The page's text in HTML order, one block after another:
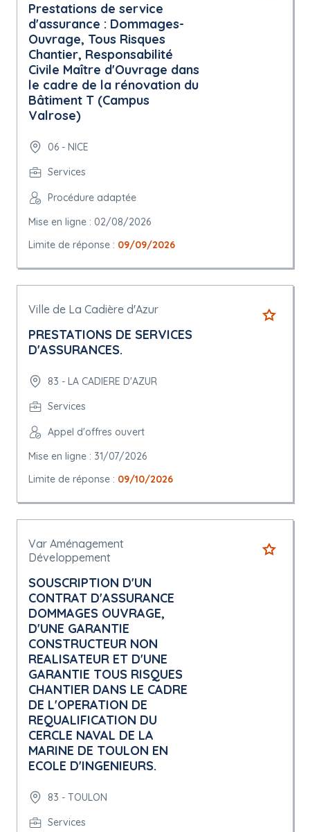
Prestations de service
d'assurance : Dommages-
Ouvrage, Tous Risques
Chantier, Responsabilité
Civile Maître d'Ouvrage dans
le cadre de la rénovation du
Bâtiment T (Campus
Valrose)
06 - NICE
Services
Procédure adaptée
Mise en ligne : 02/08/2026
Limite de réponse : 09/09/2026
Ville de La Cadière d'Azur
PRESTATIONS DE SERVICES
D'ASSURANCES.
83 - LA CADIERE D'AZUR
Services
Appel d'offres ouvert
Mise en ligne : 31/07/2026
Limite de réponse : 09/10/2026
Var Aménagement
Développement
SOUSCRIPTION D'UN
CONTRAT D'ASSURANCE
DOMMAGES OUVRAGE,
D'UNE GARANTIE
CONSTRUCTEUR NON
REALISATEUR ET D'UNE
GARANTIE TOUS RISQUES
CHANTIER DANS LE CADRE
DE L'OPERATION DE
REQUALIFICATION DU
CERCLE NAVAL DE LA
MARINE DE TOULON EN
ECOLE D'INGENIEURS.
83 - TOULON
Services